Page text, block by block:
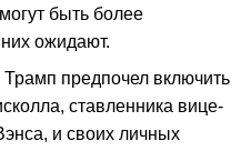
быть более
ожидают.
предпочел включить
ставленника вице-
и своих личных